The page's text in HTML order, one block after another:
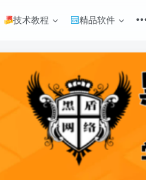
技术教程 精品软件